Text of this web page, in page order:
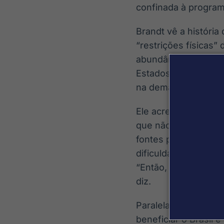
confinada à
Brandt vê a história
“restrições físicas”
abundância nos
Estados Unidos,
na demanda”, afirma.
Ele acrescenta que
que não é
fontes perenes. Na
dificuldades que as
“Então, espero que
diz.
Paralelamente à
beneficiar o Brasil